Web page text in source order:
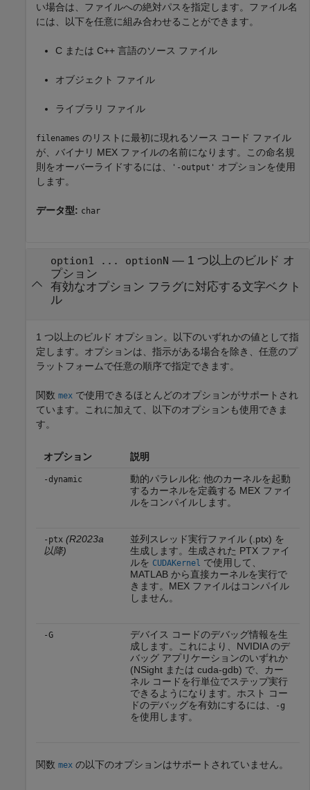
い場合は、ファイルへの絶対パスを指定します。ファイル名
には、以下を任意に組み合わせることができます。
C または C++ 言語のソース ファイル
オブジェクト ファイル
ライブラリ ファイル
filenames のリストに最初に現れるソース コード ファイル
が、バイナリ MEX ファイルの名前になります。この命名規
則をオーバーライドするには、
'-output' オプションを使用
します。
データ型: char
option1 ... optionN — 1 つ以上のビルド オ
プション
有効なオプション フラグに対応する文字ベクト
ル
1 つ以上のビルド オプション。以下のいずれかの値として指
定します。オプションは、指示がある場合を除き、任意のプ
ラットフォームで任意の順序で指定できます。
関数 mex で使用できるほとんどのオプションがサポートされ
ています。これに加えて、以下のオプションも使用できま
す。
オプション 説明
-dynamic
動的パラレル化: 他のカーネルを起動
するカーネルを定義する MEX ファイ
ルをコンパイルします。
-ptx (R2023a
以降)
並列スレッド実行ファイル (.ptx) を
生成します。生成された PTX ファイ
ルを CUDAKernel
で使用して、
MATLAB から直接カーネルを実行で
きます。MEX ファイルはコンパイル
しません。
-G
デバイス コードのデバッグ情報を生
成します。これにより、NVIDIA のデ
バッグ アプリケーションのいずれか
(NSight または cuda-gdb) で、カー
ネル コードを行単位でステップ実行
できるようになります。ホスト コー
ドのデバッグを有効にするには、
-g
を使用します。
関数 mex の以下のオプションはサポートされていません。